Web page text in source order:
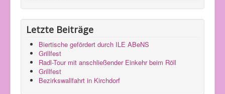
Letzte Beiträge
Biertische gefördert durch ILE ABeNS
Grillfest
Radl-Tour mit anschließender Einkehr beim Röll
Grillfest
Bezirkswallfahrt in Kirchdorf